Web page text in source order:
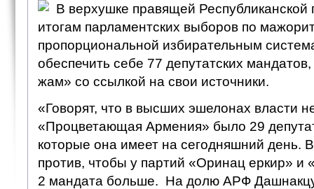
В верхушке правящей
итогам парламентских выборов по
пропорциональной избирательным
обеспечить себе 77 депутатских
жам» со ссылкой на свои источники.
«Говорят, что в высших эшелонах власти
«Процветающая Армения» было 29
которые она имеет на сегодняшний день.
против, чтобы у партий «Оринац еркир» и
2 мандата больше. На долю АРФ